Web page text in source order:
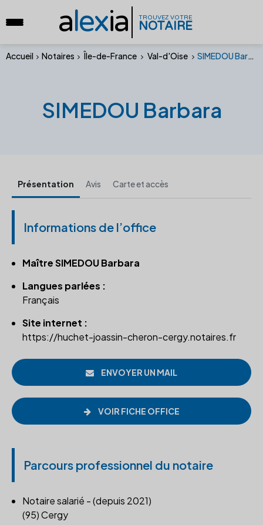
alexia TROUVEZ VOTRE
NOTAIRE
Accueil Notaires Île-de-France Val-d'Oise SIMEDOU Barbara
SIMEDOU Barbara
Présentation Avis Carte et accès
Informations de l’office
Maître SIMEDOU Barbara
Langues parlées :
Français
Site internet :
https://huchet-joassin-cheron-cergy.notaires.fr
ENVOYER UN MAIL
VOIR FICHE OFFICE
Parcours professionnel du notaire
Notaire salarié - (depuis 2021)
(95) Cergy